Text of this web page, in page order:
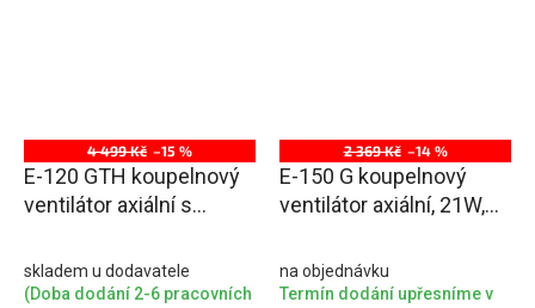
4 499 Kč –15 %
E-120 GTH koupelnový
ventilátor axiální s
potrubí 120mm, bílá
skladem u dodavatele
(Doba dodání 2-6 pracovních
2 369 Kč –14 %
E-150 G koupelnový
ventilátor axiální, 21W,
na objednávku
Termín dodání upřesníme v